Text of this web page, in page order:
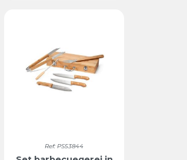
Ref: PS53844